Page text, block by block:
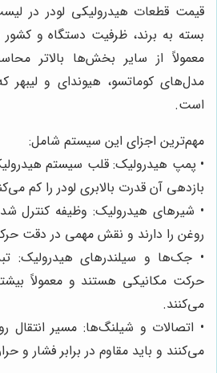
قیمت قطعات هیدرولیکی لودر در
بسته به برند، ظرفیت دستگاه و
معمولاً از سایر بخش‌ها بالاتر
مدل‌های کوماتسو، هیوندای و لیبهر
است.
مهم‌ترین اجزای این سیستم شامل:
• پمپ هیدرولیک: قلب سیستم
بازدهی آن قدرت بالابری لودر را کم
• شیرهای هیدرولیک: وظیفه
روغن را دارند و نقش مهمی در دقت
• جک‌ها و سیلندرهای هیدرولیک:
حرکت مکانیکی هستند و معمولاً
می‌کنند.
• اتصالات و شیلنگ‌ها: مسیر انتقال
می‌کنند و باید مقاوم در برابر فشار و